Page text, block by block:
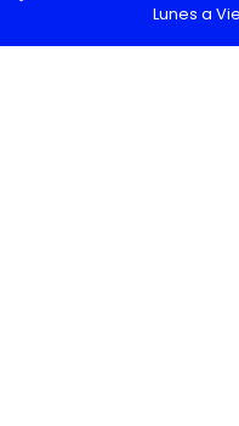
Lunes a